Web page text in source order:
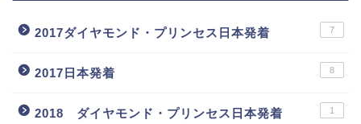
2017ダイヤモンド・プリンセス日本発着 7
2017日本発着 8
2018 ダイヤモンド・プリンセス日本発着 1